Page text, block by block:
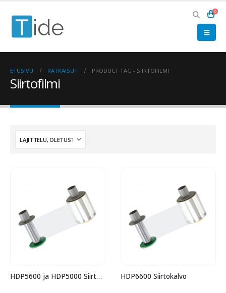
0
ETUSIVU RATKAISUT PRODUCT TAG - SIIRTOFILMI
Siirtofilmi
HDP5600 ja HDP5000 Siirtokalvo HDP6600 Siirtokalvo